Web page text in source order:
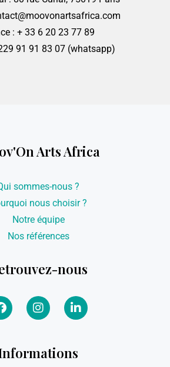
: + 33 6 20 23 77 89
91 91 83 07 (whatsapp)
Arts Africa
sommes-nous ?
nous choisir ?
Notre équipe
Nos références
nous